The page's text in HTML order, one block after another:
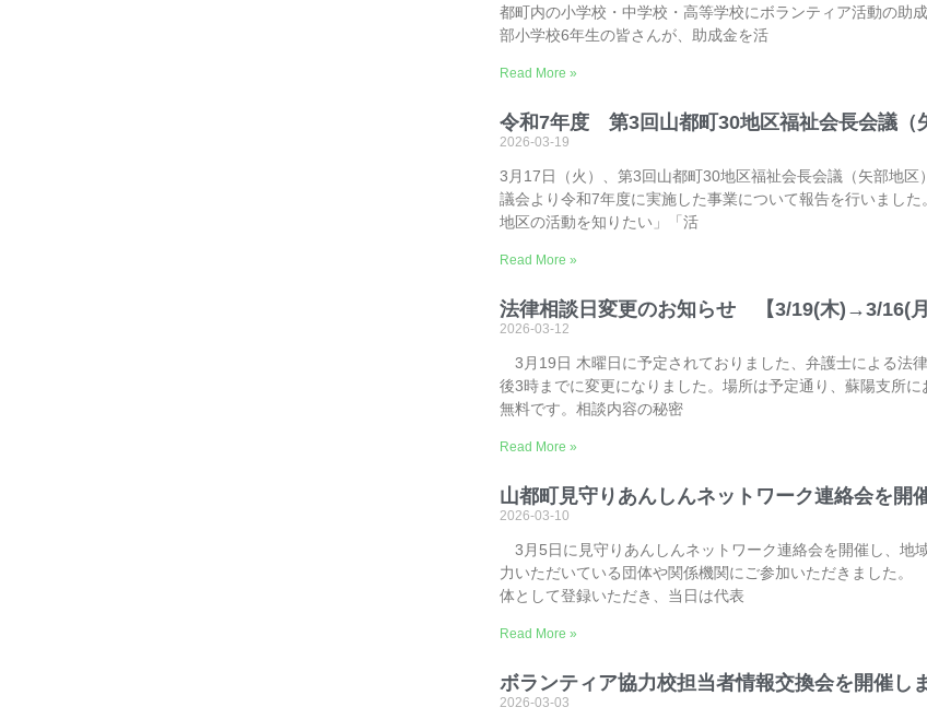
都町内の小学校・中学校・高等学校にボランティア活動の助
部小学校6年生の皆さんが、助成金を活
Read More »
令和7年度 第3回山都町30地区福祉会長会議（
2026-03-19
3月17日（火）、第3回山都町30地区福祉会長会議（矢部地
議会より令和7年度に実施した事業について報告を行いまし
地区の活動を知りたい」「活
Read More »
法律相談日変更のお知らせ 【3/19(木)→3/16(月
2026-03-12
3月19日 木曜日に予定されておりました、弁護士による法
後3時までに変更になりました。場所は予定通り、蘇陽支所
無料です。相談内容の秘密
Read More »
山都町見守りあんしんネットワーク連絡会を開
2026-03-10
3月5日に見守りあんしんネットワーク連絡会を開催し、地
力いただいている団体や関係機関にご参加いただきました
体として登録いただき、当日は代表
Read More »
ボランティア協力校担当者情報交換会を開催し
2026-03-03